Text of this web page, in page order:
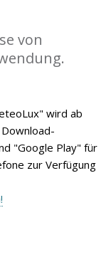
von
wird ab
"Google Play" für
zur Verfügung